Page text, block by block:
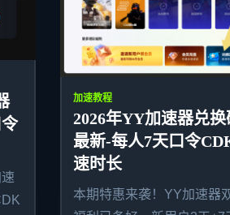
加速教程
2026年YY加速器兑换
最新-每人7天口令
速时长
本期特惠来袭！YY加速器